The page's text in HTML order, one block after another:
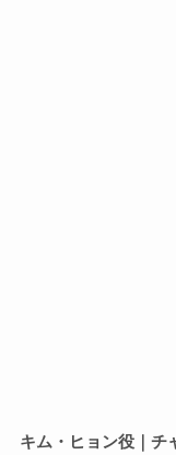
キム・ヒョン役｜チ